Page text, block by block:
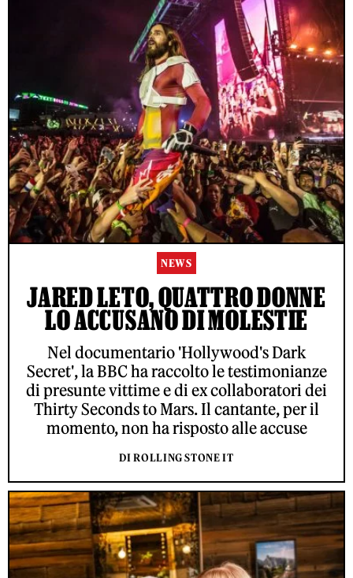
NEWS
JARED LETO, QUATTRO DONNE
LO ACCUSANO DI MOLESTIE
Nel documentario 'Hollywood's Dark
Secret', la BBC ha raccolto le testimonianze
di presunte vittime e di ex collaboratori dei
Thirty Seconds to Mars. Il cantante, per il
momento, non ha risposto alle accuse
DI ROLLING STONE IT